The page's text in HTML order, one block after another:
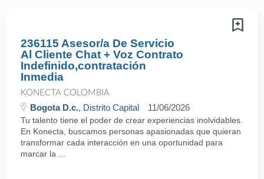
236115 Asesor/a De Servicio
Al Cliente Chat + Voz Contrato
Indefinido,contratación
Inmedia
KONECTA COLOMBIA
Bogota D.c., Distrito Capital 11/06/2026
Tu talento tiene el poder de crear experiencias inolvidables.
En Konecta, buscamos personas apasionadas que quieran
transformar cada interacción en una oportunidad para
marcar la ...